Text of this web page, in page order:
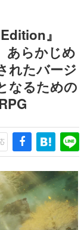
のエピソードをお
』は、〈試験問題〉
きクリエイター達
に取材し、ゲームが
なトピック・タイト
ビューや識者による
決定版！
』
あらかじめ
れたバージ
なるための